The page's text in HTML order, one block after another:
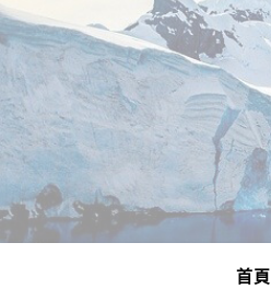
首頁